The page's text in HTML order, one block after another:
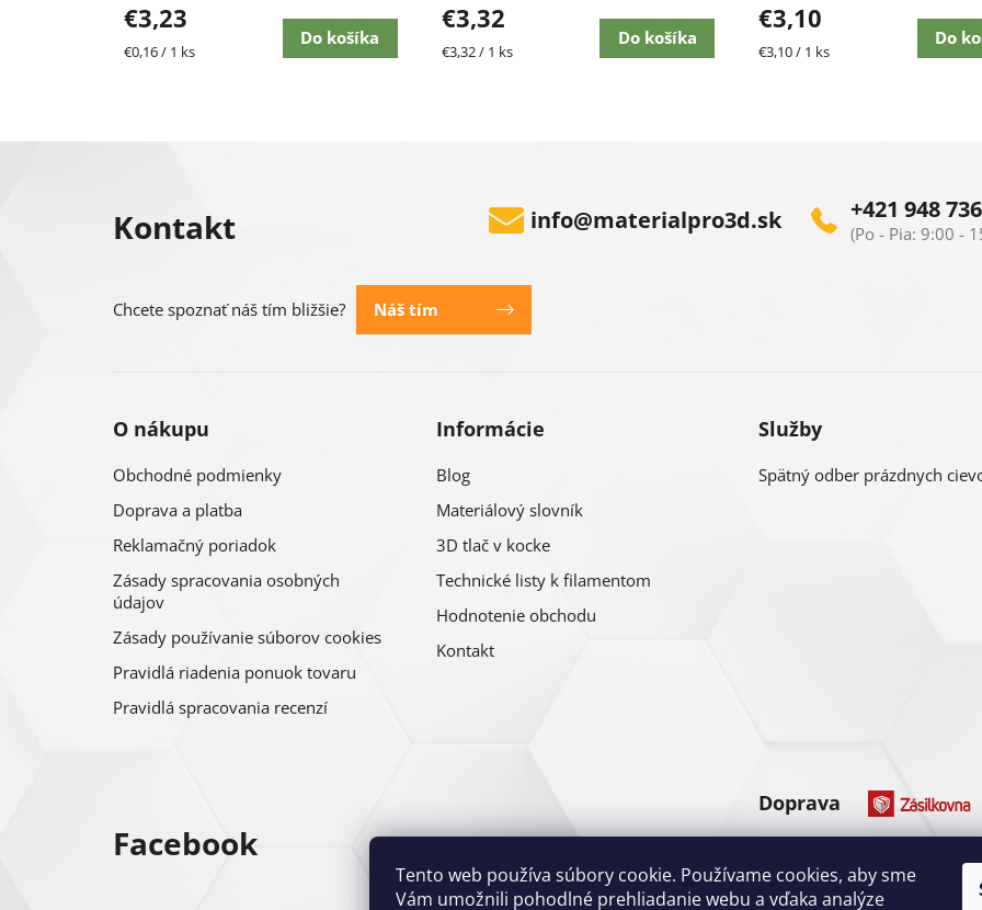
Tento web používa súbory cookie. Používame cookies, aby sme
Vám umožnili pohodlné prehliadanie webu a vďaka analýze
€3,23
Jednotková
€0,16 / 1 ks
Do košíka
€3,32
Jednotková
€3,32 / 1 ks
Do košíka
€3,10
Jednotková
€3,10 / 1 ks
Do
Kontakt info@materialpro3d.sk +421 948
Chcete spoznať náš tím bližšie? Náš tím
O nákupu
Obchodné podmienky
Doprava a platba
Reklamačný poriadok
Zásady spracovania osobných
údajov
Zásady používanie súborov cookies
Pravidlá riadenia ponuok tovaru
Pravidlá spracovania recenzí
Informácie
Blog
Materiálový slovník
3D tlač v kocke
Technické listy k filamentom
Hodnotenie obchodu
Kontakt
Služby
Spätný odber prázdnych
Facebook
Doprava
Platba